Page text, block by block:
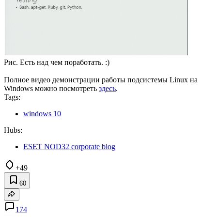
Рис. Есть над чем поработать. :)
Полное видео демонстрации работы подсистемы Linux на
Windows можно посмотреть здесь.
Tags:
windows 10
Hubs:
ESET NOD32 corporate blog
+49
60
174